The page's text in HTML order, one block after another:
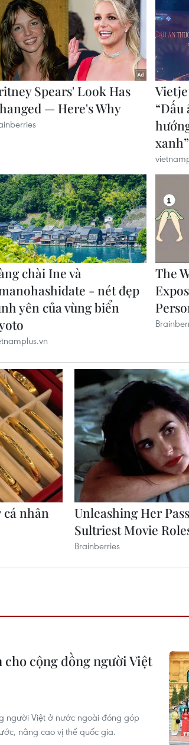
cộng đồng người Việt
người Việt ở nước ngoài đóng góp
nâng cao vị thế quốc gia.